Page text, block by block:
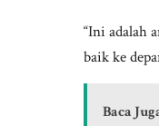
“Ini adalah
baik ke
Baca